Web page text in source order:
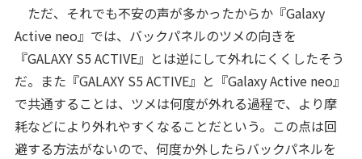
ただ、それでも不安の声が多かったからか『Galaxy
Active neo』では、バックパネルのツメの向きを
『GALAXY S5 ACTIVE』とは逆にして外れにくくしたそう
だ。また『GALAXY S5 ACTIVE』と『Galaxy Active neo』
で共通することは、ツメは何度が外れる過程で、より摩
耗などにより外れやすくなることだという。この点は回
避する方法がないので、何度か外したらバックパネルを